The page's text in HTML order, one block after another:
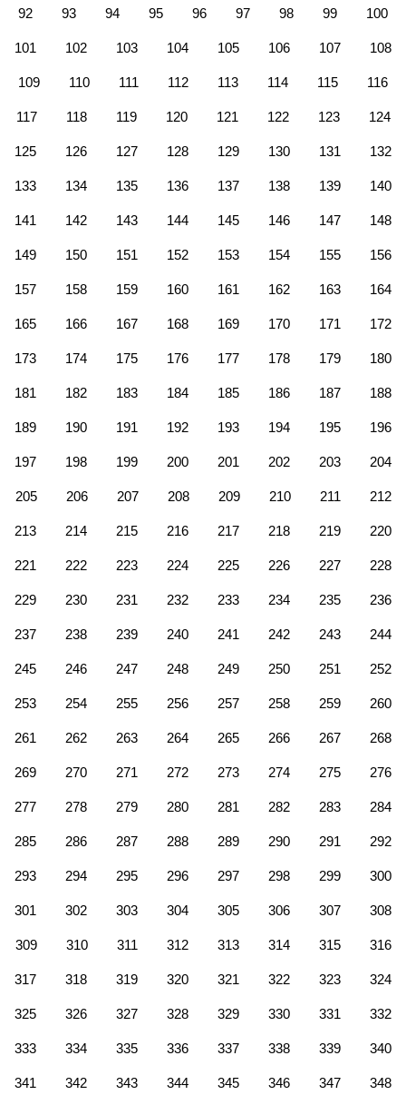
92 93 94 95 96 97 98 99 100
101 102 103 104 105 106 107 108
109 110 111 112 113 114 115 116
117 118 119 120 121 122 123 124
125 126 127 128 129 130 131 132
133 134 135 136 137 138 139 140
141 142 143 144 145 146 147 148
149 150 151 152 153 154 155 156
157 158 159 160 161 162 163 164
165 166 167 168 169 170 171 172
173 174 175 176 177 178 179 180
181 182 183 184 185 186 187 188
189 190 191 192 193 194 195 196
197 198 199 200 201 202 203 204
205 206 207 208 209 210 211 212
213 214 215 216 217 218 219 220
221 222 223 224 225 226 227 228
229 230 231 232 233 234 235 236
237 238 239 240 241 242 243 244
245 246 247 248 249 250 251 252
253 254 255 256 257 258 259 260
261 262 263 264 265 266 267 268
269 270 271 272 273 274 275 276
277 278 279 280 281 282 283 284
285 286 287 288 289 290 291 292
293 294 295 296 297 298 299 300
301 302 303 304 305 306 307 308
309 310 311 312 313 314 315 316
317 318 319 320 321 322 323 324
325 326 327 328 329 330 331 332
333 334 335 336 337 338 339 340
341 342 343 344 345 346 347 348